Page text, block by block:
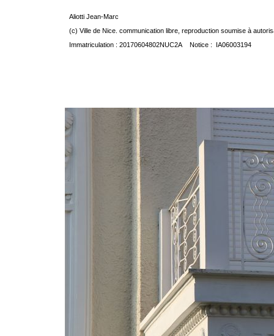
Aliotti Jean-Marc
(c) Ville de Nice. communication libre, reproduction soumise à
Immatriculation : 20170604802NUC2A Notice : IA06003194